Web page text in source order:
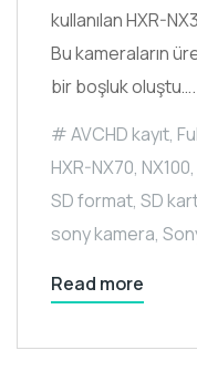
kullanılan HXR-
Bu kameraların
bir boşluk oluştu….
AVCHD kayıt,
HXR-NX70, NX100,
SD format, SD
sony kamera,
Read more